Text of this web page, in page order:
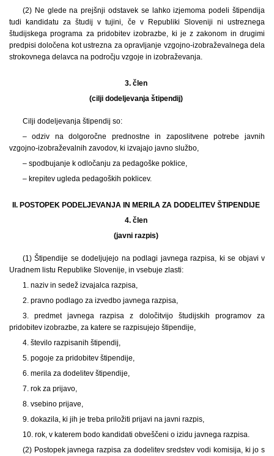
(2) Ne glede na prejšnji odstavek se lahko izjemoma podeli štipendija
tudi kandidatu za študij v tujini, če v Republiki Sloveniji ni ustreznega
študijskega programa za pridobitev izobrazbe, ki je z zakonom in drugimi
predpisi določena kot ustrezna za opravljanje vzgojno-izobraževalnega dela
strokovnega delavca na področju vzgoje in izobraževanja.
3. člen
(cilji dodeljevanja štipendij)
Cilji dodeljevanja štipendij so:
– odziv na dolgoročne prednostne in zaposlitvene potrebe javnih
vzgojno-izobraževalnih zavodov, ki izvajajo javno službo,
– spodbujanje k odločanju za pedagoške poklice,
– krepitev ugleda pedagoških poklicev.
II. POSTOPEK PODELJEVANJA IN MERILA ZA DODELITEV ŠTIPENDIJE
4. člen
(javni razpis)
(1) Štipendije se dodeljujejo na podlagi javnega razpisa, ki se objavi v
Uradnem listu Republike Slovenije, in vsebuje zlasti:
1. naziv in sedež izvajalca razpisa,
2. pravno podlago za izvedbo javnega razpisa,
3. predmet javnega razpisa z določitvijo študijskih programov za
pridobitev izobrazbe, za katere se razpisujejo štipendije,
4. število razpisanih štipendij,
5. pogoje za pridobitev štipendije,
6. merila za dodelitev štipendije,
7. rok za prijavo,
8. vsebino prijave,
9. dokazila, ki jih je treba priložiti prijavi na javni razpis,
10. rok, v katerem bodo kandidati obveščeni o izidu javnega razpisa.
(2) Postopek javnega razpisa za dodelitev sredstev vodi komisija, ki jo s